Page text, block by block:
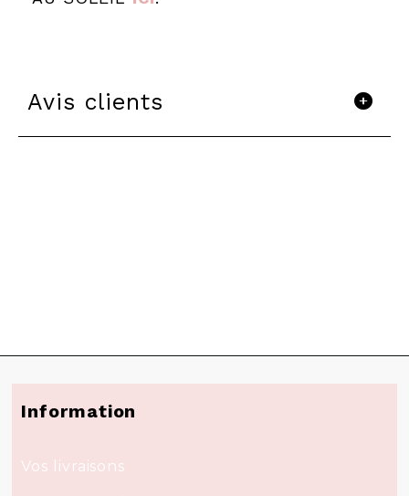
Avis clients
Information
Vos livraisons